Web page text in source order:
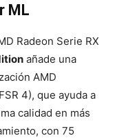
ML
Radeon Serie RX
añade una
AMD
4), que ayuda a
calidad en más
con 75